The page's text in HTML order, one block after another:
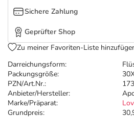
Darreichungsform:
Packungsgröße:
PZN/Art.Nr.:
Anbieter/Hersteller:
Marke/Präparat:
Grundpreis:
Sichere Zahlung
Geprüfter Shop
Zu meiner Favoriten-Liste